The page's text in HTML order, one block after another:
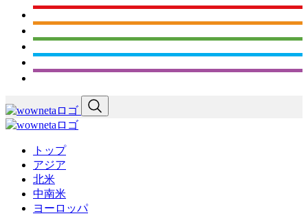
トップ
アジア
北米
中南米
ヨーロッパ